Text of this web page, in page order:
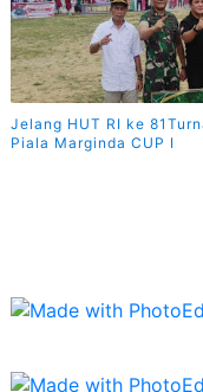
Jelang HUT RI ke
Piala Marginda CUP I